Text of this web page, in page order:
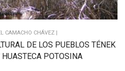
CAMACHO CHÁVEZ |
DE LOS PUEBLOS TÉNEK
POTOSINA